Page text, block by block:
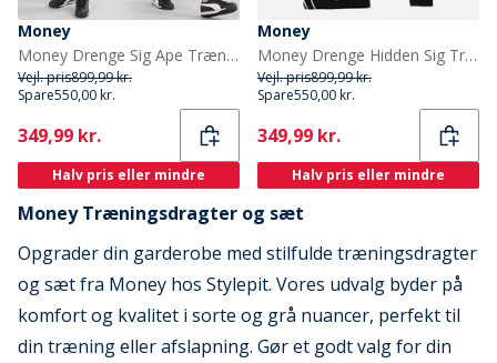
Money
Money Drenge Sig Ape Træningstøj Sort
Vejl. pris899,99 kr.
Spare550,00 kr.
Current
349,99 kr.
Halv pris eller mindre
Money
Money Drenge Hidden Sig Træningstøj Sort
Vejl. pris899,99 kr.
Spare550,00 kr.
Current
349,99 kr.
Halv pris eller mindre
Money Træningsdragter og sæt
Opgrader din garderobe med stilfulde træningsdragter
og sæt fra Money hos Stylepit. Vores udvalg byder på
komfort og kvalitet i sorte og grå nuancer, perfekt til
din træning eller afslapning. Gør et godt valg for din